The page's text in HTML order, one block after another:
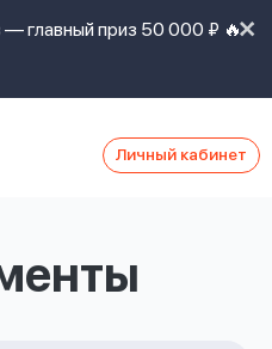
главный приз 50 000 ₽ 🔥
Личный кабинет